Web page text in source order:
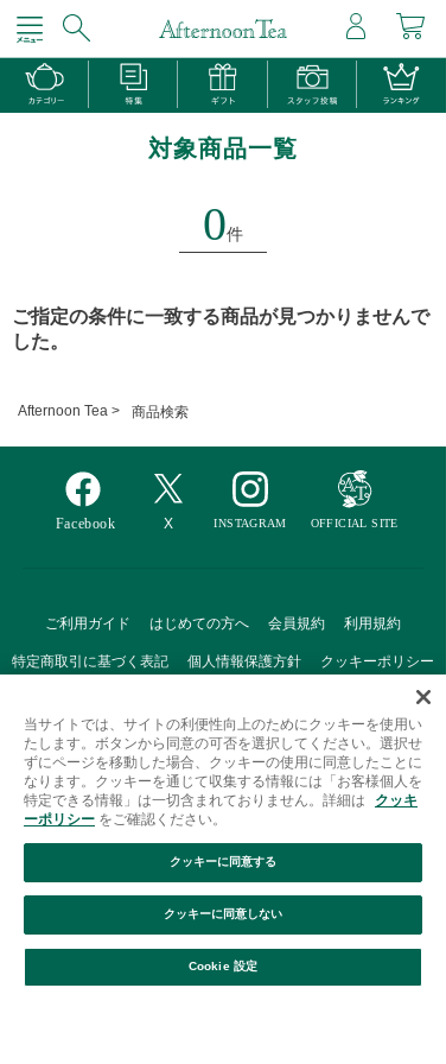
対象商品一覧
0件
絞り込み 並び替え
ご指定の条件に一致する商品が見つかりませんで
した。
Afternoon Tea > 商品検索
ご利用ガイド はじめての方へ 会員規約 利用規約
特定商取引に基づく表記 個人情報保護方針 クッキーポリシー
Afternoon Tea(アフタヌーンティー)公式オンラインストアで
は、
キッチン・ダイニングなどの生活雑貨、紅茶・焼き菓子など、
毎日新商品をご用意しています。
当サイトでは、サイトの利便性向上のためにクッキーを使用い
たします。ボタンから同意の可否を選択してください。選択せ
ずにページを移動した場合、クッキーの使用に同意したことに
なります。クッキーを通じて収集する情報には「お客様個人を
特定できる情報」は一切含まれておりません。詳細は
クッキ
ーポリシー をご確認ください。
Cookie 設定
クッキーに同意しない
クッキーに同意する